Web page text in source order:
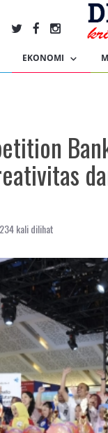
EKONOMI
kali dilihat